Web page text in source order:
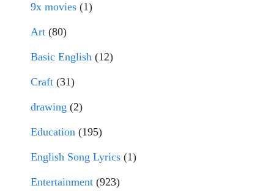
9x movies (1)
Art (80)
Basic English (12)
Craft (31)
drawing (2)
Education (195)
English Song Lyrics (1)
Entertainment (923)